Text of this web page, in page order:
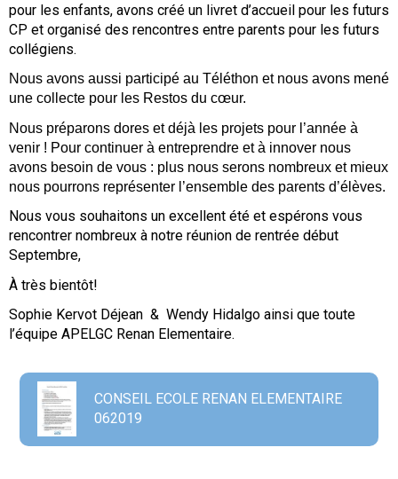
pour les enfants, avons créé un livret d’accueil pour les futurs
CP et organisé des rencontres entre parents pour les futurs
collégiens.
Nous avons aussi participé au Téléthon et nous avons mené
une collecte pour les Restos du cœur.
Nous préparons dores et déjà les projets pour l’année à
venir ! Pour continuer à entreprendre et à innover nous
avons besoin de vous : plus nous serons nombreux et mieux
nous pourrons représenter l’ensemble des parents d’élèves.
Nous vous souhaitons un excellent été et espérons vous
rencontrer nombreux à notre réunion de rentrée début
Septembre,
À très bientôt!
Sophie Kervot Déjean & Wendy Hidalgo ainsi que toute
l’équipe APELGC Renan Elementaire.
CONSEIL ECOLE RENAN ELEMENTAIRE
062019